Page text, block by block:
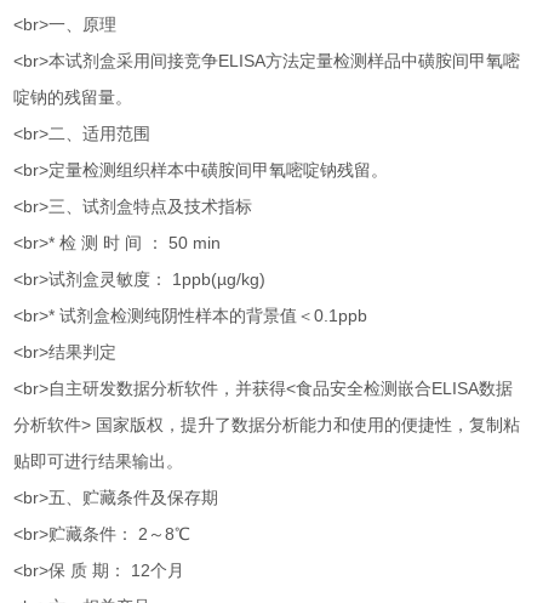
<br>一、原理
<br>本试剂盒采用间接竞争ELISA方法定量检测样品中磺胺间甲氧嘧
啶钠的残留量。
<br>二、适用范围
<br>定量检测组织样本中磺胺间甲氧嘧啶钠残留。
<br>三、试剂盒特点及技术指标
<br>* 检 测 时 间 ： 50 min
<br>试剂盒灵敏度： 1ppb(µg/kg)
<br>* 试剂盒检测纯阴性样本的背景值＜0.1ppb
<br>结果判定
<br>自主研发数据分析软件，并获得<食品安全检测嵌合ELISA数据
分析软件> 国家版权，提升了数据分析能力和使用的便捷性，复制粘
贴即可进行结果输出。
<br>五、贮藏条件及保存期
<br>贮藏条件： 2～8℃
<br>保 质 期： 12个月